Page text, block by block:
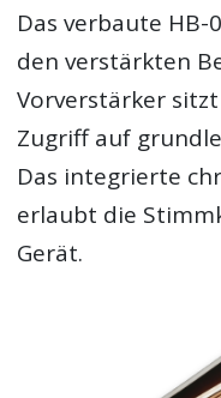
Das verbaute
den verstärkten
Vorverstärker
Zugriff auf
Das integrierte
erlaubt die
Gerät.